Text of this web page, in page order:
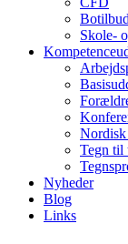
Botilbud
Skole-
Nordisk
Tegn til
Nyheder
Blog
Links